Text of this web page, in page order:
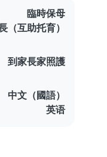
臨時保母
（互助托育）
到家長家照護
中文（國語）
英语